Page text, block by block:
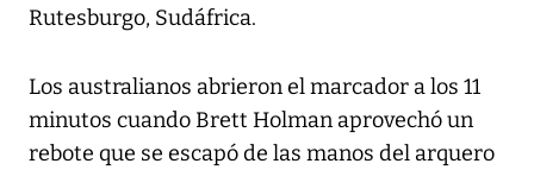
Rutesburgo, Sudáfrica.
Los australianos abrieron el marcador a los 11
minutos cuando Brett Holman aprovechó un
rebote que se escapó de las manos del arquero